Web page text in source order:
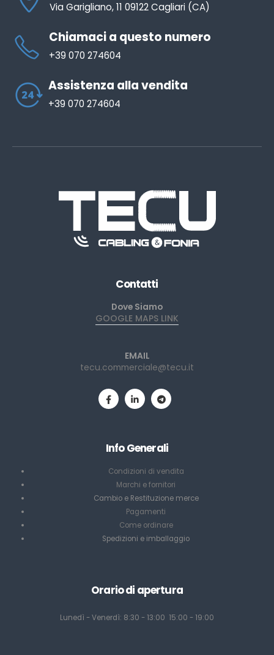
Via Garigliano, 11 09122 Cagliari (CA)
Chiamaci a questo numero
+39 070 274604
Assistenza alla vendita
+39 070 274604
Contatti
Dove Siamo
GOOGLE MAPS LINK
EMAIL
tecu.commerciale@tecu.it
Info Generali
Condizioni di vendita
Marchi e fornitori
Cambio e Restituzione merce
Pagamenti
Come ordinare
Spedizioni e imballaggio
Orario di apertura
Lunedì - Venerdì: 8:30 - 13:00 15:00 - 19:00